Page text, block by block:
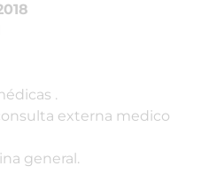
.
externa medico
general.